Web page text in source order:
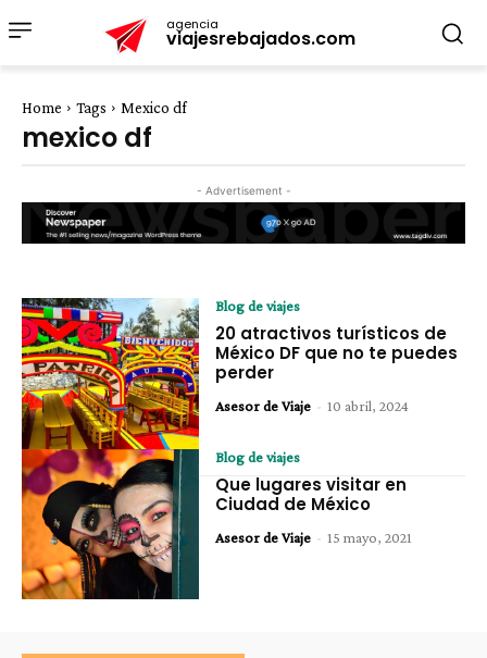
agencia
viajesrebajados.com
Home Tags Mexico df
mexico df
- Advertisement -
Blog de viajes
20 atractivos turísticos de
México DF que no te puedes
perder
Asesor de Viaje - 10 abril, 2024
Blog de viajes
Que lugares visitar en
Ciudad de México
Asesor de Viaje - 15 mayo, 2021